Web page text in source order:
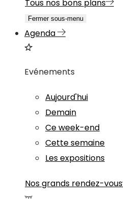
Tous nos bons plans
Fermer sous-menu
Agenda
Evénements
Aujourd'hui
Demain
Ce week-end
Cette semaine
Les expositions
Nos grands rendez-vous